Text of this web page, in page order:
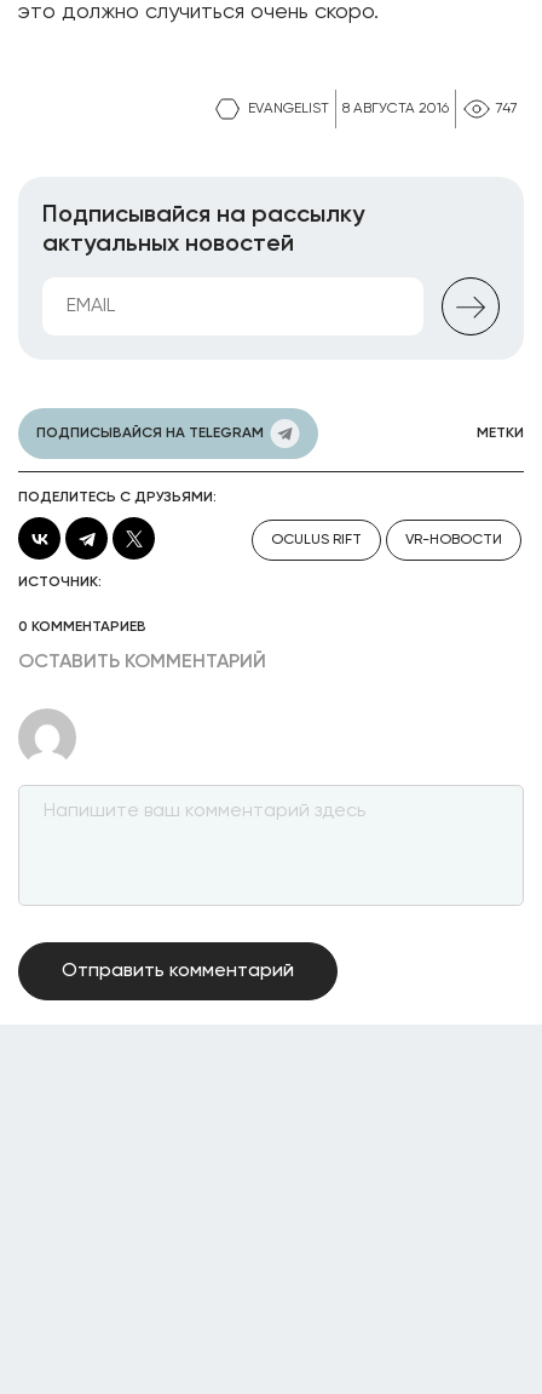
EVANGELIST 8 АВГУСТА 2016 747
это должно случиться очень скоро.
Подписывайся на рассылку
актуальных новостей
ПОДПИСЫВАЙСЯ НА TELEGRAM МЕТКИ
ПОДЕЛИТЕСЬ С ДРУЗЬЯМИ:
OCULUS RIFT VR-НОВОСТИ
ИСТОЧНИК:
0 КОММЕНТАРИЕВ
ОСТАВИТЬ КОММЕНТАРИЙ